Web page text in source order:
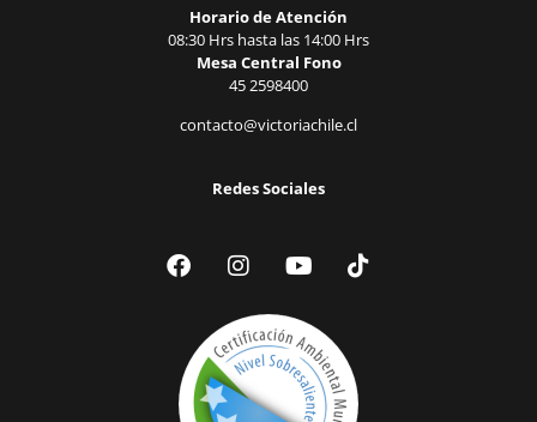
Horario de Atención
08:30 Hrs hasta las 14:00 Hrs
Mesa Central Fono
45 2598400
contacto@victoriachile.cl
Redes Sociales